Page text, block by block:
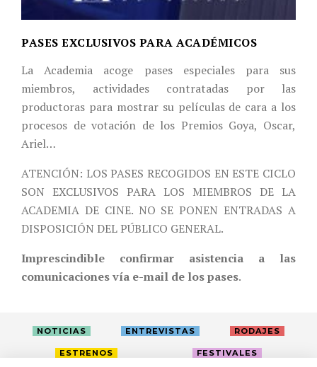
PASES EXCLUSIVOS PARA ACADÉMICOS
La Academia acoge pases especiales para sus
miembros, actividades contratadas por las
productoras para mostrar su películas de cara a los
procesos de votación de los Premios Goya, Oscar,
Ariel…
ATENCIÓN: LOS PASES RECOGIDOS EN ESTE CICLO
SON EXCLUSIVOS PARA LOS MIEMBROS DE LA
ACADEMIA DE CINE. NO SE PONEN ENTRADAS A
DISPOSICIÓN DEL PÚBLICO GENERAL.
Imprescindible confirmar asistencia a las
comunicaciones vía e-mail de los pases.
NOTICIAS ENTREVISTAS RODAJES
ESTRENOS FESTIVALES